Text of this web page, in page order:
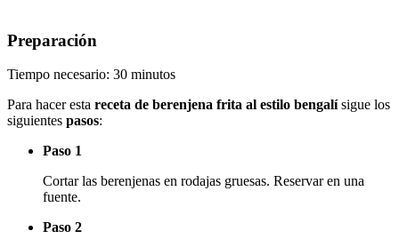
Preparación
Tiempo necesario: 30 minutos
Para hacer esta receta de berenjena frita al estilo bengalísigue los
siguientes pasos:
Paso 1
Cortar las berenjenas en rodajas gruesas. Reservar en una
fuente.
Paso 2